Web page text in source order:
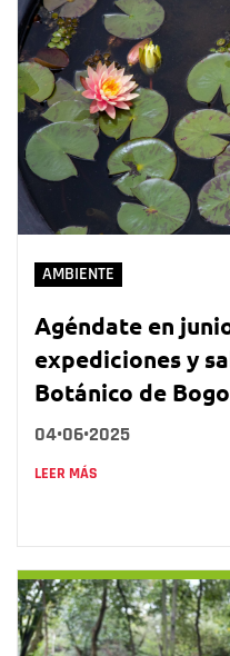
AMBIENTE
Agéndate en
expediciones y
Botánico de
04•06•2025
LEER MÁS